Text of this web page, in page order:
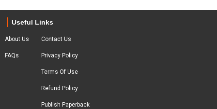
Useful Links
About Us
FAQs
Contact Us
Privacy Policy
Terms Of Use
Refund Policy
Publish Paperback